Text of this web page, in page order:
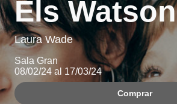
Els Watson
Laura Wade
Sala Gran
08/02/24 al 17/03/24
Comprar